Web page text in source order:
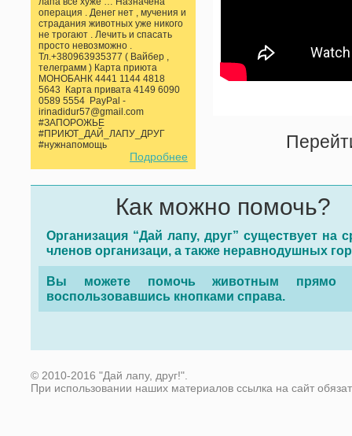
операция . Денег нет , мучения и
страдания животных уже никого
не трогают . Лечить и спасать
просто невозможно .
Тл.+380963935377 ( Вайбер ,
телеграмм ) Карта приюта
МОНОБАНК 4441 1144 4818
5643 Карта привата 4149 6090
0589 5554 PayPal -
irinadidur57@gmail.com
#ЗАПОРОЖЬЕ
#ПРИЮТ_ДАЙ_ЛАПУ_ДРУГ
#нужнапомощь
Подробнее
Как можно помочь?
Организация “Дай лапу, друг” существует на
членов организаци, а также неравнодушных
Вы можете помочь животным прямо
воспользовавшись кнопками справа.
© 2010-2016 "Дай лапу, друг!".
При использовании наших материалов ссылка на сайт